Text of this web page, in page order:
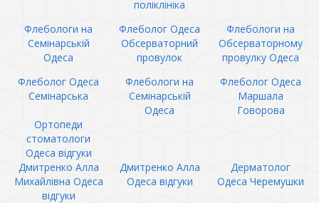
поліклініка
Флебологи на
Семінарській
Одеса
Флеболог Одеса
Обсерваторний
провулок
Флебологи на
Обсерваторному
провулку Одеса
Флеболог Одеса
Семінарська
Флебологи на
Семінарській
Одеса
Флеболог Одеса
Маршала
Говорова
Ортопеди
стоматологи
Одеса відгуки
Дмитренко Алла
Михайлівна Одеса
відгуки
Дмитренко Алла
Одеса відгуки
Дерматолог
Одеса Черемушки